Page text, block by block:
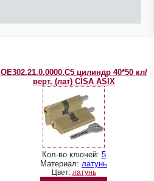
OЕ302.21.0.0000.C5 цилиндр 40*50 кл/
верт. (лат) CISA ASIX
Кол-во ключей: 5
Материал: латунь
Цвет: латунь